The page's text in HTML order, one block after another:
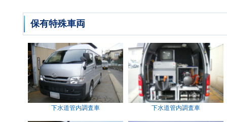
保有特殊車両
下水道管内調査車 下水道管内調査車